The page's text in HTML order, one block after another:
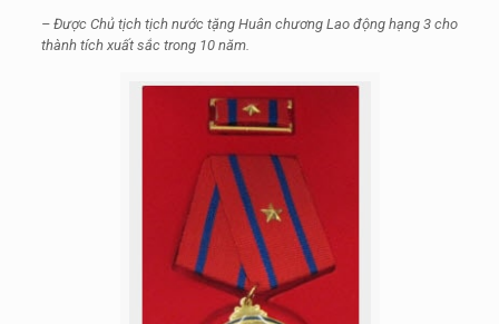
– Được Chủ tịch tịch nước tặng Huân chương Lao động hạng 3 cho
thành tích xuất sắc trong 10 năm.